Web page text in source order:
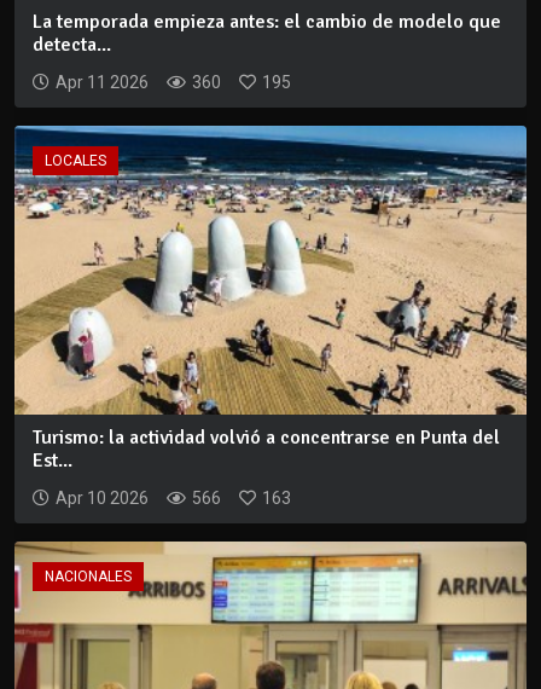
La temporada empieza antes: el cambio de modelo que
detecta...
Apr 11 2026 360 195
LOCALES
Turismo: la actividad volvió a concentrarse en Punta del
Est...
Apr 10 2026 566 163
NACIONALES